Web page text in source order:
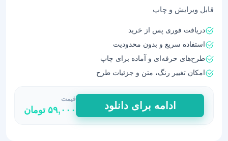
قابل ویرایش و چاپ
دریافت فوری پس از خرید
استفاده سریع و بدون محدودیت
طرح‌های حرفه‌ای و آماده برای چاپ
امکان تغییر رنگ، متن و جزئیات طرح
طرح
تراکت
کاشت
ادامه برای دانلود
قیمت
۵۹,۰۰۰ تومان